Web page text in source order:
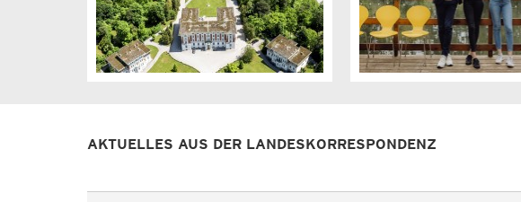
AKTUELLES AUS DER LANDESKORRESPONDENZ